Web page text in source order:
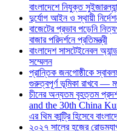
বাংলাদেশে নিযুক্ত
দুর্যোগ আইন ও স্থায়ী
বাজেটের প্রভাব পড়েনি
বাজার পরিদর্শনে প্রতিমন্ত্রী
বাংলাদেশ সাসটেইনেবল
সম্মেলন
প্রান্তিক জনগোষ্ঠীকে
গুরুত্বপূর্ণ ভূমিকা রাখবে —
চীনের অন্যতম বৃহত্তম
and the 30th China
এর থিম কান্ট্রি হিসেবে
২০২৭ সালের হজের